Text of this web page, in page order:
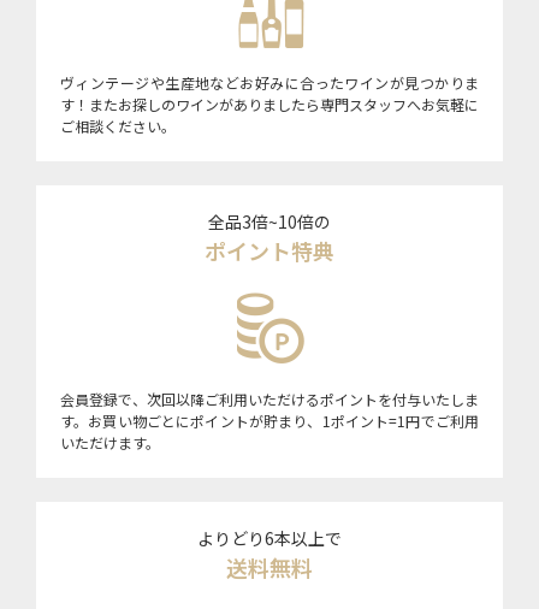
ヴィンテージや生産地などお好みに合ったワインが見つかりま
す！またお探しのワインがありましたら専門スタッフへお気軽に
ご相談ください。
全品3倍~10倍の
ポイント特典
会員登録で、次回以降ご利用いただけるポイントを付与いたしま
す。お買い物ごとにポイントが貯まり、1ポイント=1円でご利用
いただけます。
よりどり6本以上で
送料無料